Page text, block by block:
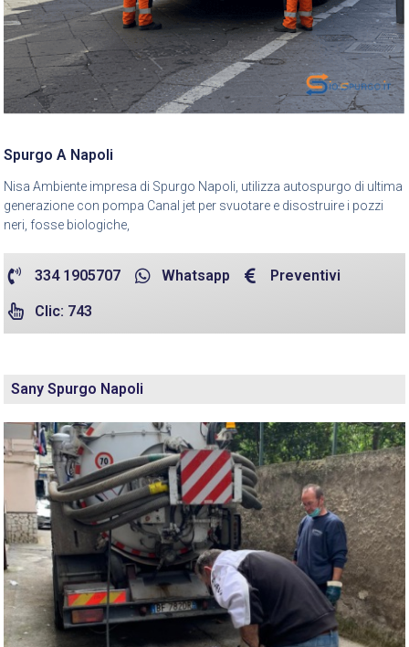
Spurgo A Napoli
Nisa Ambiente impresa di Spurgo Napoli, utilizza autospurgo di ultima
generazione con pompa Canal jet per svuotare e disostruire i pozzi
neri, fosse biologiche,
334 1905707 Whatsapp Preventivi
Clic: 743
Sany Spurgo Napoli